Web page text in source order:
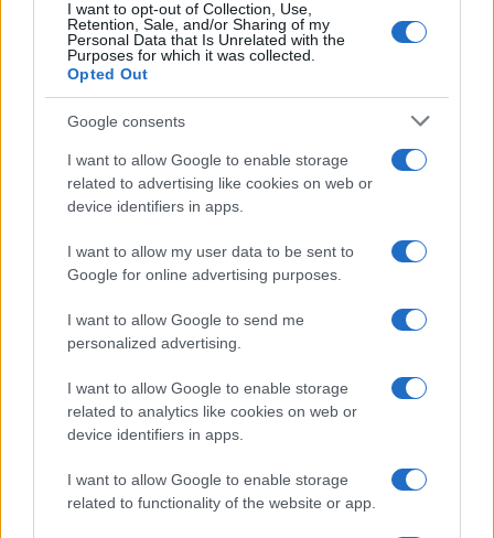
I want to opt-out of Collection, Use,
Retention, Sale, and/or Sharing of my
Personal Data that Is Unrelated with the
Purposes for which it was collected.
Opted Out
Google consents
I want to allow Google to enable storage
related to advertising like cookies on web or
device identifiers in apps.
I want to allow my user data to be sent to
Google for online advertising purposes.
I want to allow Google to send me
personalized advertising.
I want to allow Google to enable storage
related to analytics like cookies on web or
device identifiers in apps.
I want to allow Google to enable storage
related to functionality of the website or app.
Giovannimaria Cabras
Invia un Comunicato Stampa
Vuoi rimanere sempre aggiornato?
Iscriviti alla newsletter di Gallura Oggi e ricevi le nostre
email periodiche contenenti le ultime notizie pubblicate
sul sito web!
Indirizzo email *